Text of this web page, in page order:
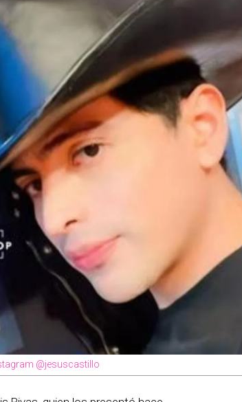
@jesuscastillo